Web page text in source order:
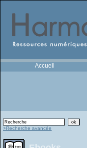
Accueil
>Recherche avancée